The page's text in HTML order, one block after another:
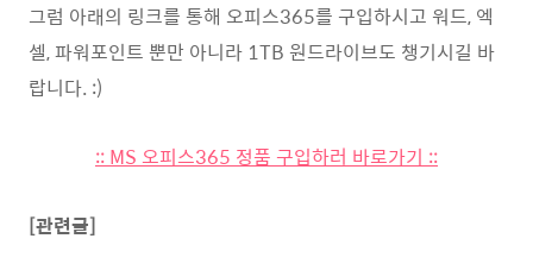
그럼 아래의 링크를 통해 오피스365를 구입하시고 워드, 엑
셀, 파워포인트 뿐만 아니라 1TB 원드라이브도 챙기시길 바
랍니다. :)
:: MS 오피스365 정품 구입하러 바로가기 ::
[관련글]